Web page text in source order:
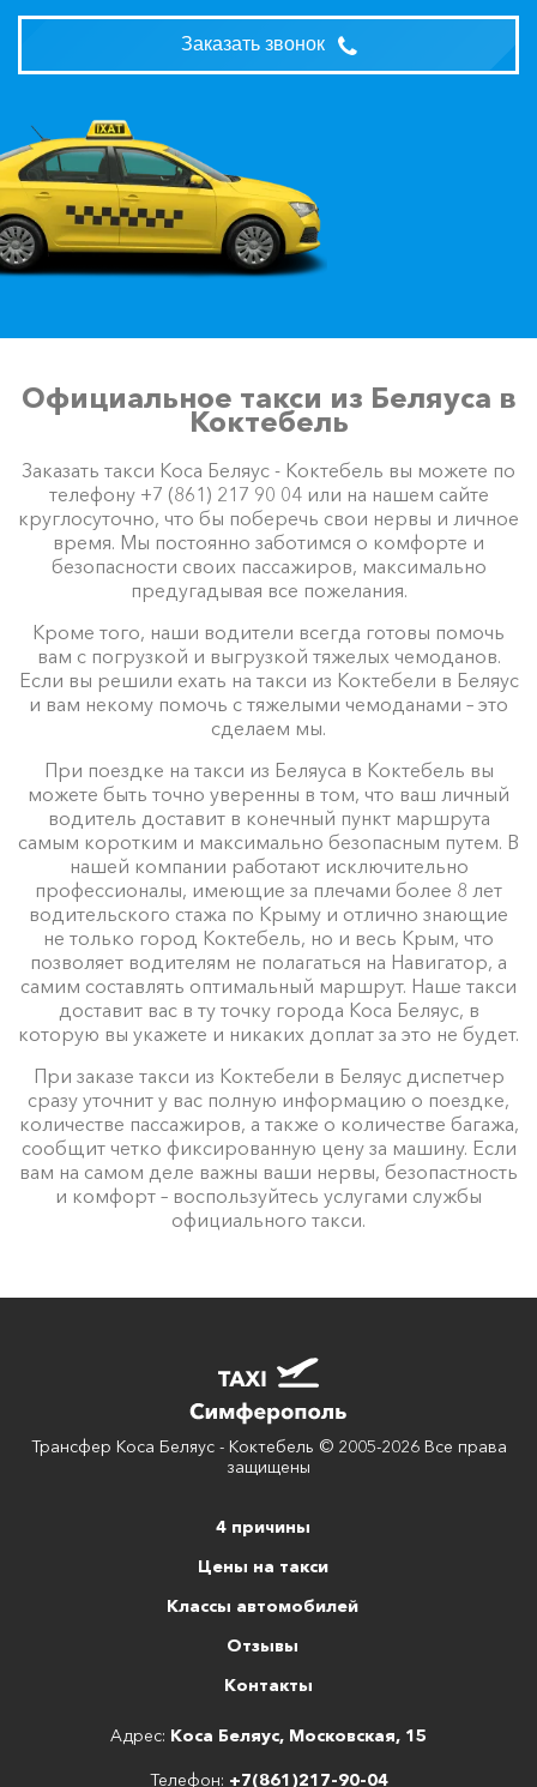
Заказать звонок
Официальное такси из Беляуса в
Коктебель
Заказать такси Коса Беляус - Коктебель вы можете по
телефону +7 (861) 217 90 04 или на нашем сайте
круглосуточно, что бы поберечь свои нервы и личное
время. Мы постоянно заботимся о комфорте и
безопасности своих пассажиров, максимально
предугадывая все пожелания.
Кроме того, наши водители всегда готовы помочь
вам с погрузкой и выгрузкой тяжелых чемоданов.
Если вы решили ехать на такси из Коктебели в Беляус
и вам некому помочь с тяжелыми чемоданами – это
сделаем мы.
При поездке на такси из Беляуса в Коктебель вы
можете быть точно уверенны в том, что ваш личный
водитель доставит в конечный пункт маршрута
самым коротким и максимально безопасным путем. В
нашей компании работают исключительно
профессионалы, имеющие за плечами более 8 лет
водительского стажа по Крыму и отлично знающие
не только город Коктебель, но и весь Крым, что
позволяет водителям не полагаться на Навигатор, а
самим составлять оптимальный маршрут. Наше такси
доставит вас в ту точку города Коса Беляус, в
которую вы укажете и никаких доплат за это не будет.
При заказе такси из Коктебели в Беляус диспетчер
сразу уточнит у вас полную информацию о поездке,
количестве пассажиров, а также о количестве багажа,
сообщит четко фиксированную цену за машину. Если
вам на самом деле важны ваши нервы, безопастность
и комфорт – воспользуйтесь услугами службы
официального такси.
Трансфер Коса Беляус - Коктебель © 2005-2026 Все права
защищены
4 причины
Цены на такси
Классы автомобилей
Отзывы
Контакты
Адрес: Коса Беляус, Московская, 15
Телефон: +7(861)217-90-04